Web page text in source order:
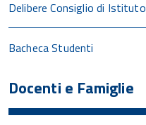
Delibere Consiglio di Istituto
Bacheca Studenti
Docenti e Famiglie